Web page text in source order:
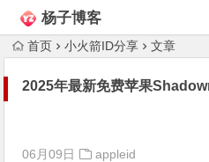
杨子博客
首页 小火箭ID分享 文章
2025年最新免费苹果
06月09日 appleid